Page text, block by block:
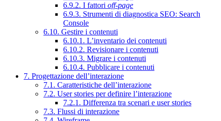
6.9.2. I fattori off-page
6.9.3. Strumenti di diagnostica SEO: Search
Console
6.10. Gestire i contenuti
6.10.1. L’inventario dei contenuti
6.10.2. Revisionare i contenuti
6.10.3. Migrare i contenuti
6.10.4. Pubblicare i contenuti
7. Progettazione dell’interazione
7.1. Caratteristiche dell’interazione
7.2. User stories per definire l’interazione
7.2.1. Differenza tra scenari e user stories
7.3. Flussi di interazione